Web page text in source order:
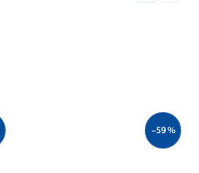
–59 %